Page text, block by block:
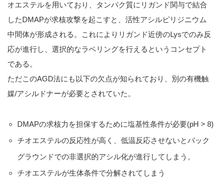
オエステルを用いており、タンパク質にリガンド関与で結合
したDMAPが求核攻撃を起こすと、活性アシルピリジニウム
中間体が形成される。これによりリガンド近傍のLysでのみ反
応が進行し、選択的なラベリングを行えるというコンセプト
である。
ただこのAGD法にも以下の欠点が知られており、別の有機触
媒/アシルドナーが必要とされていた。
DMAPの求核力を担保するために塩基性条件が必要(pH > 8)
チオエステルの反応性が高く、低温反応させないとバック
グラウンドでの非選択的アシル化が進行してしまう。
チオエステルが生体条件で分解されてしまう